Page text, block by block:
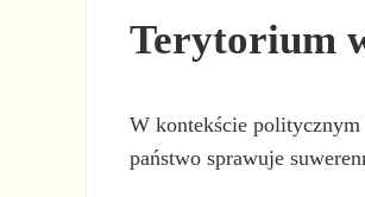
Terytorium
W kontekście politycznym
państwo sprawuje